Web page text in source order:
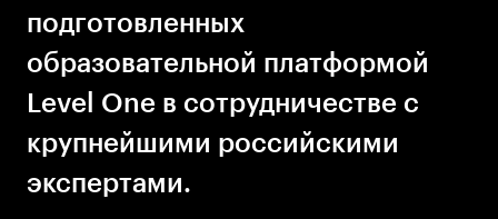
подготовленных
образовательной платформой
Level One в сотрудничестве с
крупнейшими российскими
экспертами.